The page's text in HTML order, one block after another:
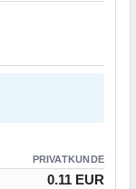
PRIVATKUNDE
0.11 EUR